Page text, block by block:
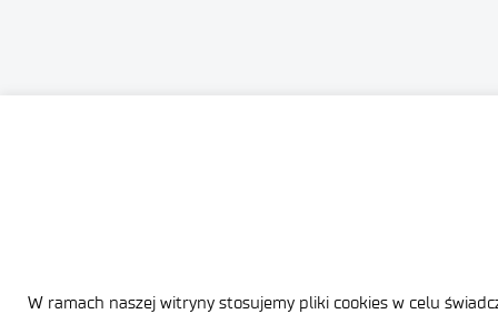
W ramach naszej witryny stosujemy pliki cookies w celu